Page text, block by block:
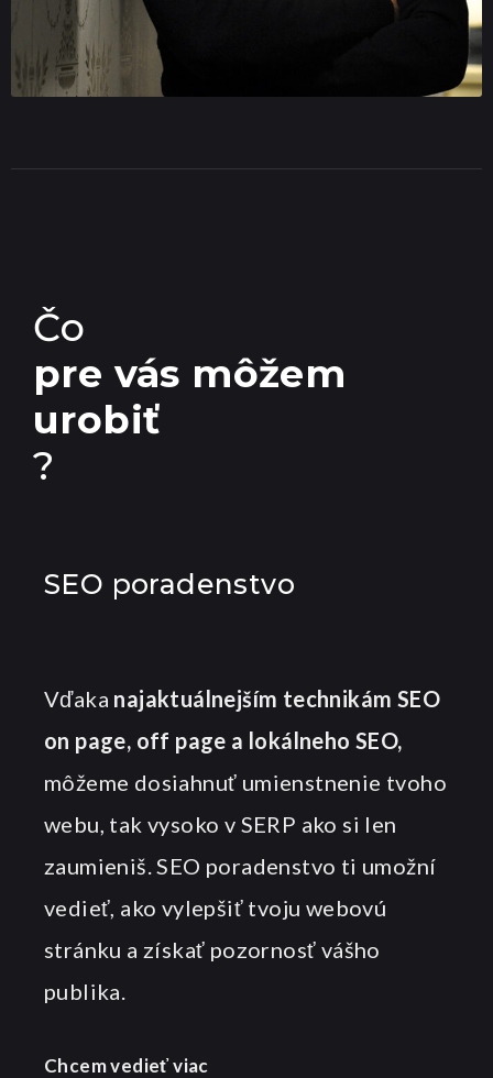
Čo
pre vás môžem
urobiť
?
SEO poradenstvo
Vďaka najaktuálnejším technikám SEO
on page, off page a lokálneho SEO,
môžeme dosiahnuť umienstnenie tvoho
webu, tak vysoko v SERP ako si len
zaumieniš. SEO poradenstvo ti umožní
vedieť, ako vylepšiť tvoju webovú
stránku a získať pozornosť vášho
publika.
Chcem vedieť viac